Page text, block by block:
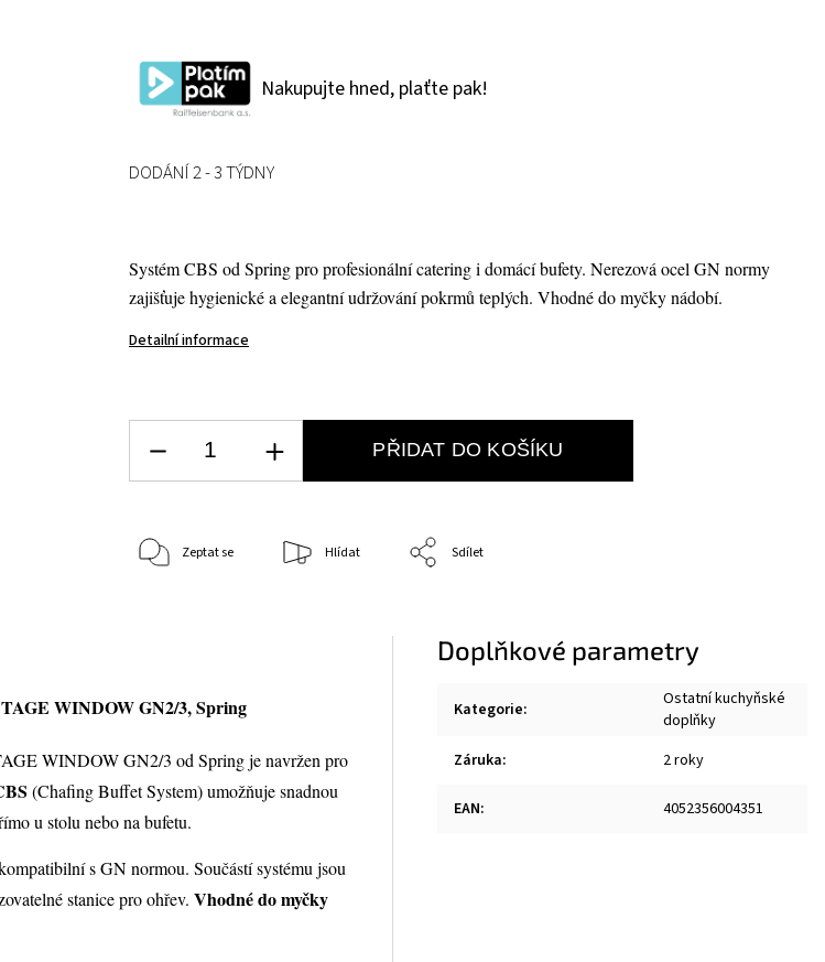
Nakupujte hned, plaťte pak!
Systém CBS od Spring pro profesionální catering i domácí bufety. Nerezová ocel GN normy
zajišťuje hygienické a elegantní udržování pokrmů teplých. Vhodné do myčky nádobí.
Detailní informace
DODÁNÍ 2 - 3 TÝDNY
PŘIDAT DO KOŠÍKU
Zeptat se Hlídat Sdílet
WINDOW GN2/3, Spring
WINDOW GN2/3 od Spring je navržen pro
(Chafing Buffet System) umožňuje snadnou
u stolu nebo na bufetu.
s GN normou. Součástí systému jsou
stanice pro ohřev. Vhodné do myčky
Doplňkové parametry
Kategorie:
Ostatní kuchyňské
doplňky
Záruka: 2 roky
EAN: 4052356004351